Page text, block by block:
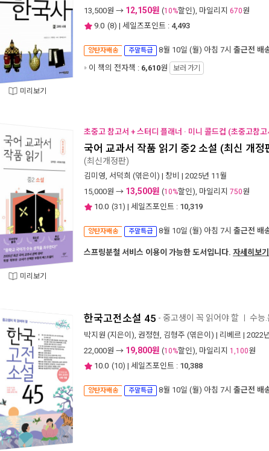
미리보기
13,500원 → 12,150원 (10%할인), 마일리지 670원
9.0 (8) | 세일즈포인트 : 4,493
양탄자배송 주말특급 8월 10일 (월) 아침 7시 출근전 배
이 책의 전자책 : 6,610원 보러 가기
미리보기
초중고 참고서 + 스터디 플래너 · 미니 콜드컵 (초중고참
국어 교과서 작품 읽기 중2 소설 (최신 개정
(최신개정판)
김미영, 서덕희 (엮은이) | 창비 | 2025년 11월
15,000원 → 13,500원 (10%할인), 마일리지 750원
10.0 (31) | 세일즈포인트 : 10,319
양탄자배송 주말특급 8월 10일 (월) 아침 7시 출근전 배
스프링분철 서비스 이용이 가능한 도서입니다. 자세히보기
한국고전소설 45 - 중고생이 꼭 읽어야 할 수능.
박지원 (지은이), 권정현, 김형주 (엮은이) | 리베르 | 2022
22,000원 → 19,800원 (10%할인), 마일리지 1,100원
10.0 (10) | 세일즈포인트 : 10,388
양탄자배송 주말특급 8월 10일 (월) 아침 7시 출근전 배